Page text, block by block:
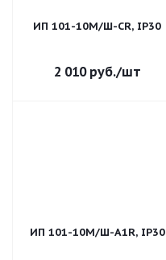
ИП 101-10М/Ш-CR, IP30
2 010руб./шт
ИП 101-10М/Ш-A1R, IP30